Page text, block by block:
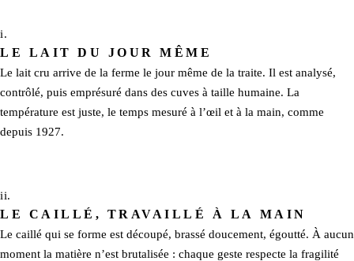
i.
LE LAIT DU JOUR MÊME
Le lait cru arrive de la ferme le jour même de la traite. Il est analysé,
contrôlé, puis emprésuré dans des cuves à taille humaine. La
température est juste, le temps mesuré à l’œil et à la main, comme
depuis 1927.
ii.
LE CAILLÉ, TRAVAILLÉ À LA MAIN
Le caillé qui se forme est découpé, brassé doucement, égoutté. À aucun
moment la matière n’est brutalisée : chaque geste respecte la fragilité